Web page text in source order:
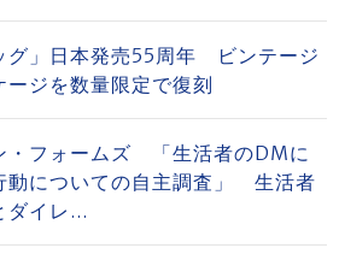
グ」日本発売55周年 ビンテージ
ージを数量限定で復刻
・フォームズ 「生活者のDMに
動についての自主調査」 生活者
ダイレ...